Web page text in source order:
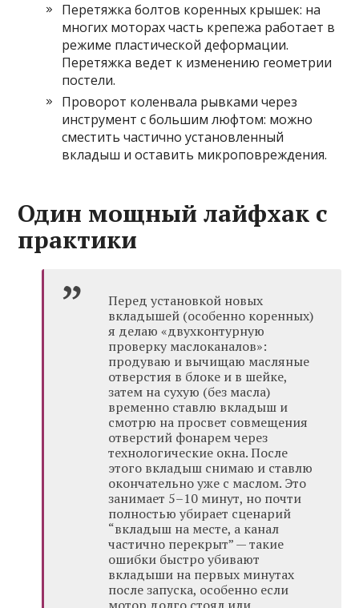
Перетяжка болтов коренных крышек: на
многих моторах часть крепежа работает в
режиме пластической деформации.
Перетяжка ведет к изменению геометрии
постели.
Проворот коленвала рывками через
инструмент с большим люфтом: можно
сместить частично установленный
вкладыш и оставить микроповреждения.
Один мощный лайфхак с
практики
Перед установкой новых
вкладышей (особенно коренных)
я делаю «двухконтурную
проверку маслоканалов»:
продуваю и вычищаю масляные
отверстия в блоке и в шейке,
затем на сухую (без масла)
временно ставлю вкладыш и
смотрю на просвет совмещения
отверстий фонарем через
технологические окна. После
этого вкладыш снимаю и ставлю
окончательно уже с маслом. Это
занимает 5–10 минут, но почти
полностью убирает сценарий
“вкладыш на месте, а канал
частично перекрыт” — такие
ошибки быстро убивают
вкладыши на первых минутах
после запуска, особенно если